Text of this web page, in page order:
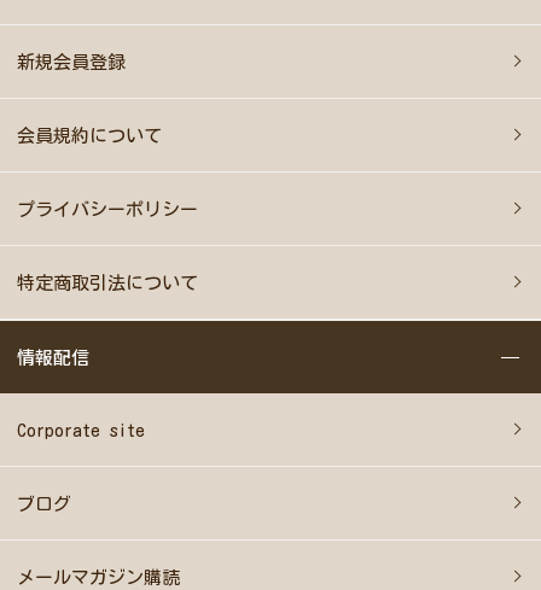
新規会員登録
会員規約について
プライバシーポリシー
特定商取引法について
情報配信
Corporate site
ブログ
メールマガジン購読